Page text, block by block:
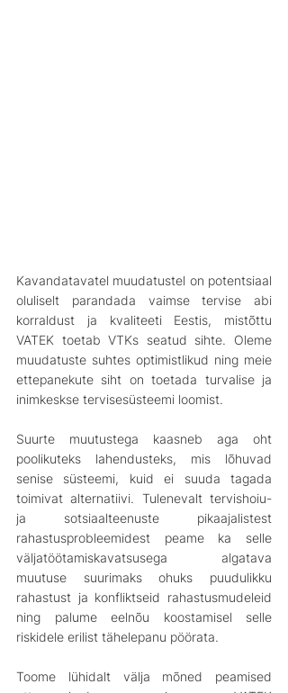
Kavandatavatel muudatustel on potentsiaal
oluliselt parandada vaimse tervise abi
korraldust ja kvaliteeti Eestis, mistõttu
VATEK toetab VTKs seatud sihte. Oleme
muudatuste suhtes optimistlikud ning meie
ettepanekute siht on toetada turvalise ja
inimkeskse tervisesüsteemi loomist.
Suurte muutustega kaasneb aga oht
poolikuteks lahendusteks, mis lõhuvad
senise süsteemi, kuid ei suuda tagada
toimivat alternatiivi. Tulenevalt tervishoiu-
ja sotsiaalteenuste pikaajalistest
rahastusprobleemidest peame ka selle
väljatöötamiskavatsusega algatava
muutuse suurimaks ohuks puudulikku
rahastust ja konfliktseid rahastusmudeleid
ning palume eelnõu koostamisel selle
riskidele erilist tähelepanu pöörata.
Toome lühidalt välja mõned peamised